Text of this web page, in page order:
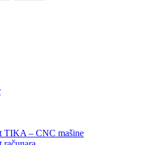
TIKA – CNC mašine